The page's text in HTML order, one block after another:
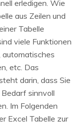
erledigen. Wie
aus Zeilen und
Tabelle
viele Funktionen
automatisches
etc. Das
darin, dass Sie
sinnvoll
Im Folgenden
Excel Tabelle zur